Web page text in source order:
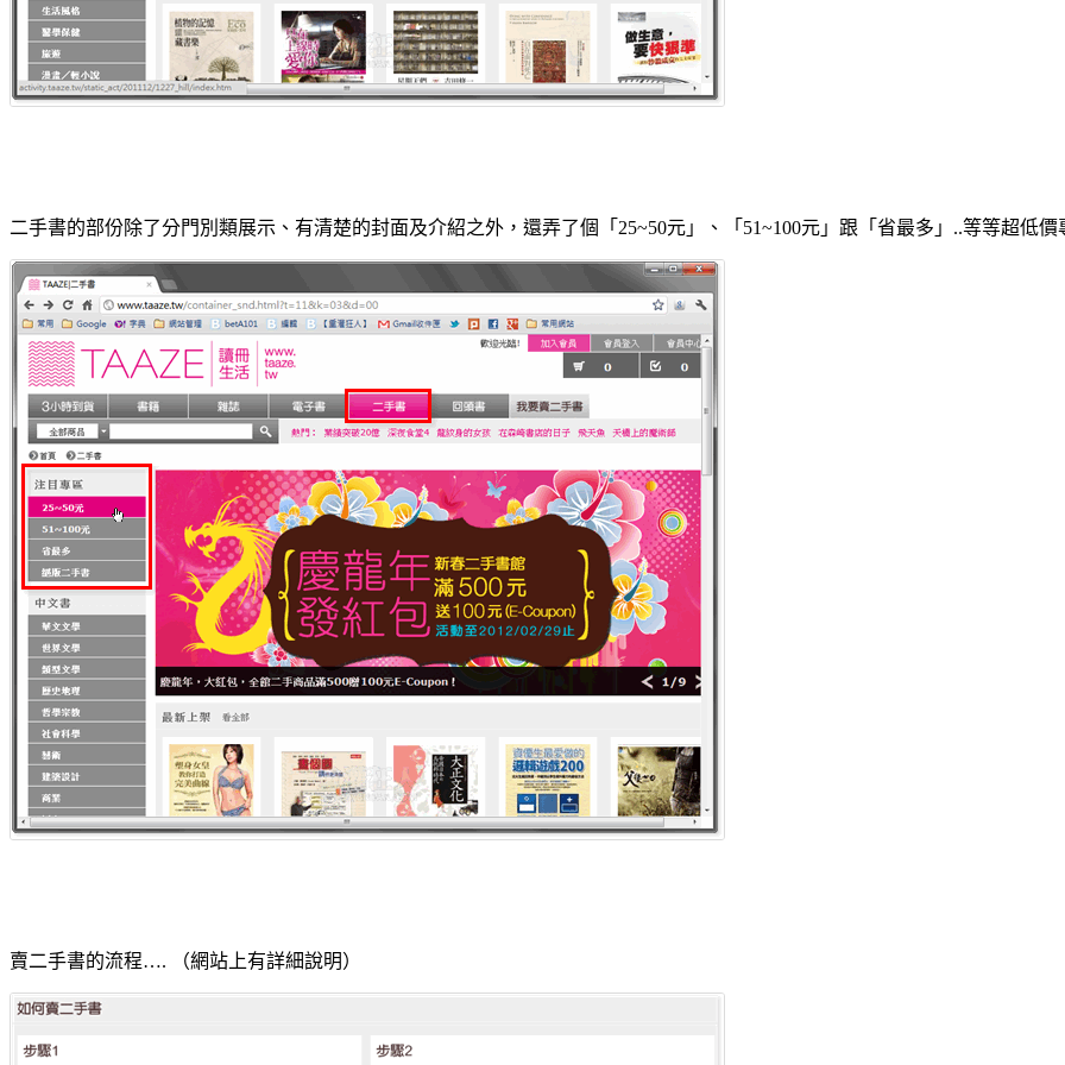
二手書的部份除了分門別類展示、有清楚的封面及介紹之外，還弄了個「25~50元」、「51~100元」跟「省最多」..等等超低價
賣二手書的流程…. （網站上有詳細說明）